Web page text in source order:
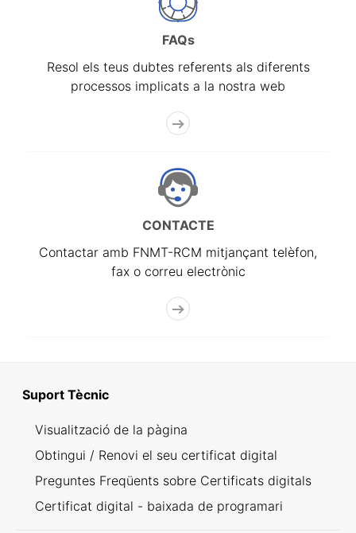
FAQs
Resol els teus dubtes referents als diferents
processos implicats a la nostra web
CONTACTE
Contactar amb FNMT-RCM mitjançant telèfon,
fax o correu electrònic
Suport Tècnic
Visualització de la pàgina
Obtingui / Renovi el seu certificat digital
Preguntes Freqüents sobre Certificats digitals
Certificat digital - baixada de programari